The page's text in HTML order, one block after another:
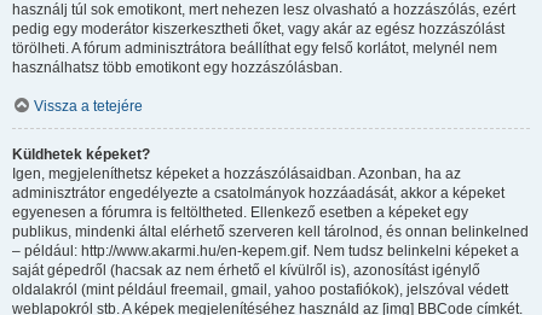
használj túl sok emotikont, mert nehezen lesz olvasható a hozzászólás, ezért
pedig egy moderátor kiszerkesztheti őket, vagy akár az egész hozzászólást
törölheti. A fórum adminisztrátora beállíthat egy felső korlátot, melynél nem
használhatsz több emotikont egy hozzászólásban.
Vissza a tetejére
Küldhetek képeket?
Igen, megjeleníthetsz képeket a hozzászólásaidban. Azonban, ha az
adminisztrátor engedélyezte a csatolmányok hozzáadását, akkor a képeket
egyenesen a fórumra is feltöltheted. Ellenkező esetben a képeket egy
publikus, mindenki által elérhető szerveren kell tárolnod, és onnan belinkelned
– például: http://www.akarmi.hu/en-kepem.gif. Nem tudsz belinkelni képeket a
saját gépedről (hacsak az nem érhető el kívülről is), azonosítást igénylő
oldalakról (mint például freemail, gmail, yahoo postafiókok), jelszóval védett
weblapokról stb. A képek megjelenítéséhez használd az [img] BBCode címkét.